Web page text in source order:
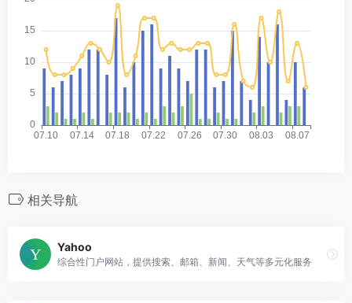
相关导航
Yahoo
综合性门户网站，提供搜索、邮箱、新闻、天气等多元化服务